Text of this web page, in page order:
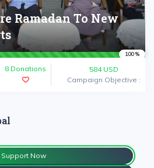
Ramadan To New
100 %
8 Donations
Campaign Objective :
584 USD
Support Now